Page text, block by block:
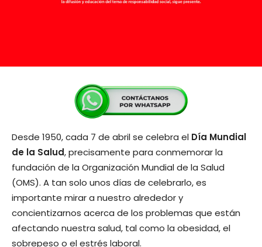
Desde 1950, cada 7 de abril se celebra el Día Mundial
de la Salud, precisamente para conmemorar la
fundación de la Organización Mundial de la Salud
(OMS). A tan solo unos días de celebrarlo, es
importante mirar a nuestro alrededor y
concientizarnos acerca de los problemas que están
afectando nuestra salud, tal como la obesidad, el
sobrepeso o el estrés laboral.